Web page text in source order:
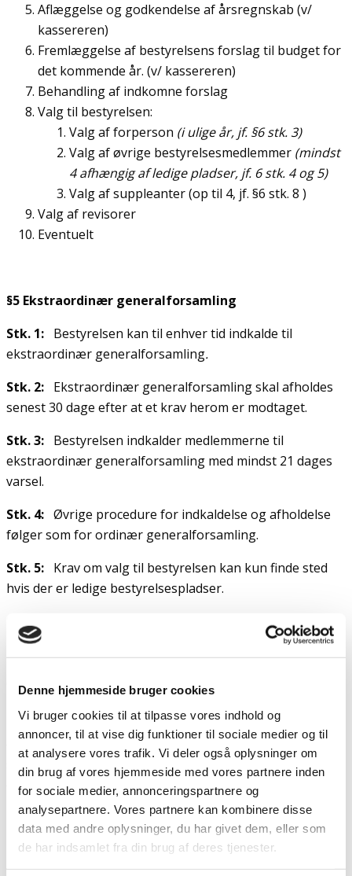
Denne hjemmeside bruger cookies
Vi bruger cookies til at tilpasse vores indhold og
annoncer, til at vise dig funktioner til sociale medier og til
at analysere vores trafik. Vi deler også oplysninger om
din brug af vores hjemmeside med vores partnere inden
for sociale medier, annonceringspartnere og
analysepartnere. Vores partnere kan kombinere disse
data med andre oplysninger, du har givet dem, eller som
de har indsamlet fra din brug af deres tjenester.
Aflæggelse og godkendelse af årsregnskab (v/
kassereren)
Fremlæggelse af bestyrelsens forslag til budget for
det kommende år. (v/ kassereren)
Behandling af indkomne forslag
Valg til bestyrelsen:
Valg af forperson (i ulige år, jf. §6 stk. 3)
Valg af øvrige bestyrelsesmedlemmer (mindst
4 afhængig af ledige pladser, jf. 6 stk. 4 og 5)
Valg af suppleanter (op til 4, jf. §6 stk. 8 )
Valg af revisorer
Eventuelt
§5 Ekstraordinær generalforsamling
Stk. 1: Bestyrelsen kan til enhver tid indkalde til
ekstraordinær generalforsamling.
Stk. 2: Ekstraordinær generalforsamling skal afholdes
senest 30 dage efter at et krav herom er modtaget.
Stk. 3: Bestyrelsen indkalder medlemmerne til
ekstraordinær generalforsamling med mindst 21 dages
varsel.
Stk. 4: Øvrige procedure for indkaldelse og afholdelse
følger som for ordinær generalforsamling.
Stk. 5: Krav om valg til bestyrelsen kan kun finde sted
hvis der er ledige bestyrelsespladser.
Stk. 6:
Krav vedrørende mistillid og afsættelse af et
bestyrelsesmedlem kræver afstemning med et
kvalificeret flertal på mindst 2/3 af de stemmeberettigede,
og fremsættes sådanne krav mod mere end to
beslutning om foreningens opløsning jf. § 11, således at
der kræves kvalificeret flertal på 2/3 af de
stemmeberettigede på to på hinanden følgende
ekstraordinære generalforsamlinger med mindst seks
ugers mellemrum.
§6 Bestyrelsen